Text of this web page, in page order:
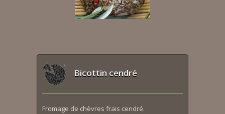
Bicottin cendré
Fromage de chèvres frais cendré.